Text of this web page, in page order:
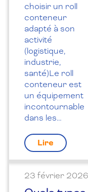
choisir un roll
conteneur
adapté à son
activité
(logistique,
industrie,
santé)Le roll
conteneur est
un équipement
incontournable
dans les…
Lire
23 février 2026